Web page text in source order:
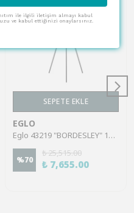
SEPETE EKLE
EGLO
Eglo 43219 "BORDESLEY" 139 Cm Yüksekliğinde Çelik Köşe Lambası Lambader
%70
₺ 25,515.00
₺ 7,655.00
ile ilgili iletişim almayı kabul
ve kabul ettiğinizi onaylarsınız.